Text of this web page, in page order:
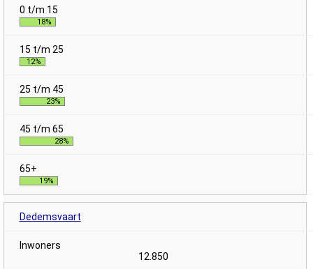
18%
12%
23%
28%
19%
Dedemsvaart
12.850